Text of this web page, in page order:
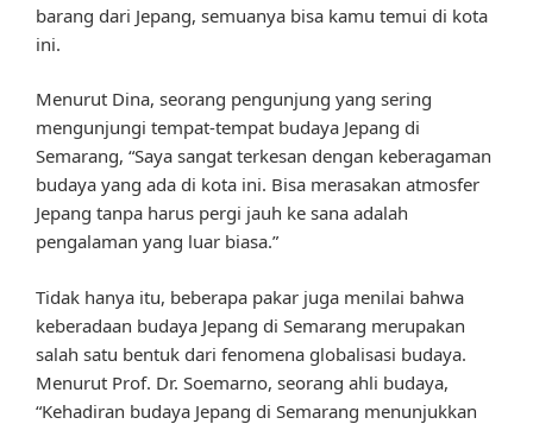
barang dari Jepang, semuanya bisa kamu temui di kota
ini.
Menurut Dina, seorang pengunjung yang sering
mengunjungi tempat-tempat budaya Jepang di
Semarang, “Saya sangat terkesan dengan keberagaman
budaya yang ada di kota ini. Bisa merasakan atmosfer
Jepang tanpa harus pergi jauh ke sana adalah
pengalaman yang luar biasa.”
Tidak hanya itu, beberapa pakar juga menilai bahwa
keberadaan budaya Jepang di Semarang merupakan
salah satu bentuk dari fenomena globalisasi budaya.
Menurut Prof. Dr. Soemarno, seorang ahli budaya,
“Kehadiran budaya Jepang di Semarang menunjukkan